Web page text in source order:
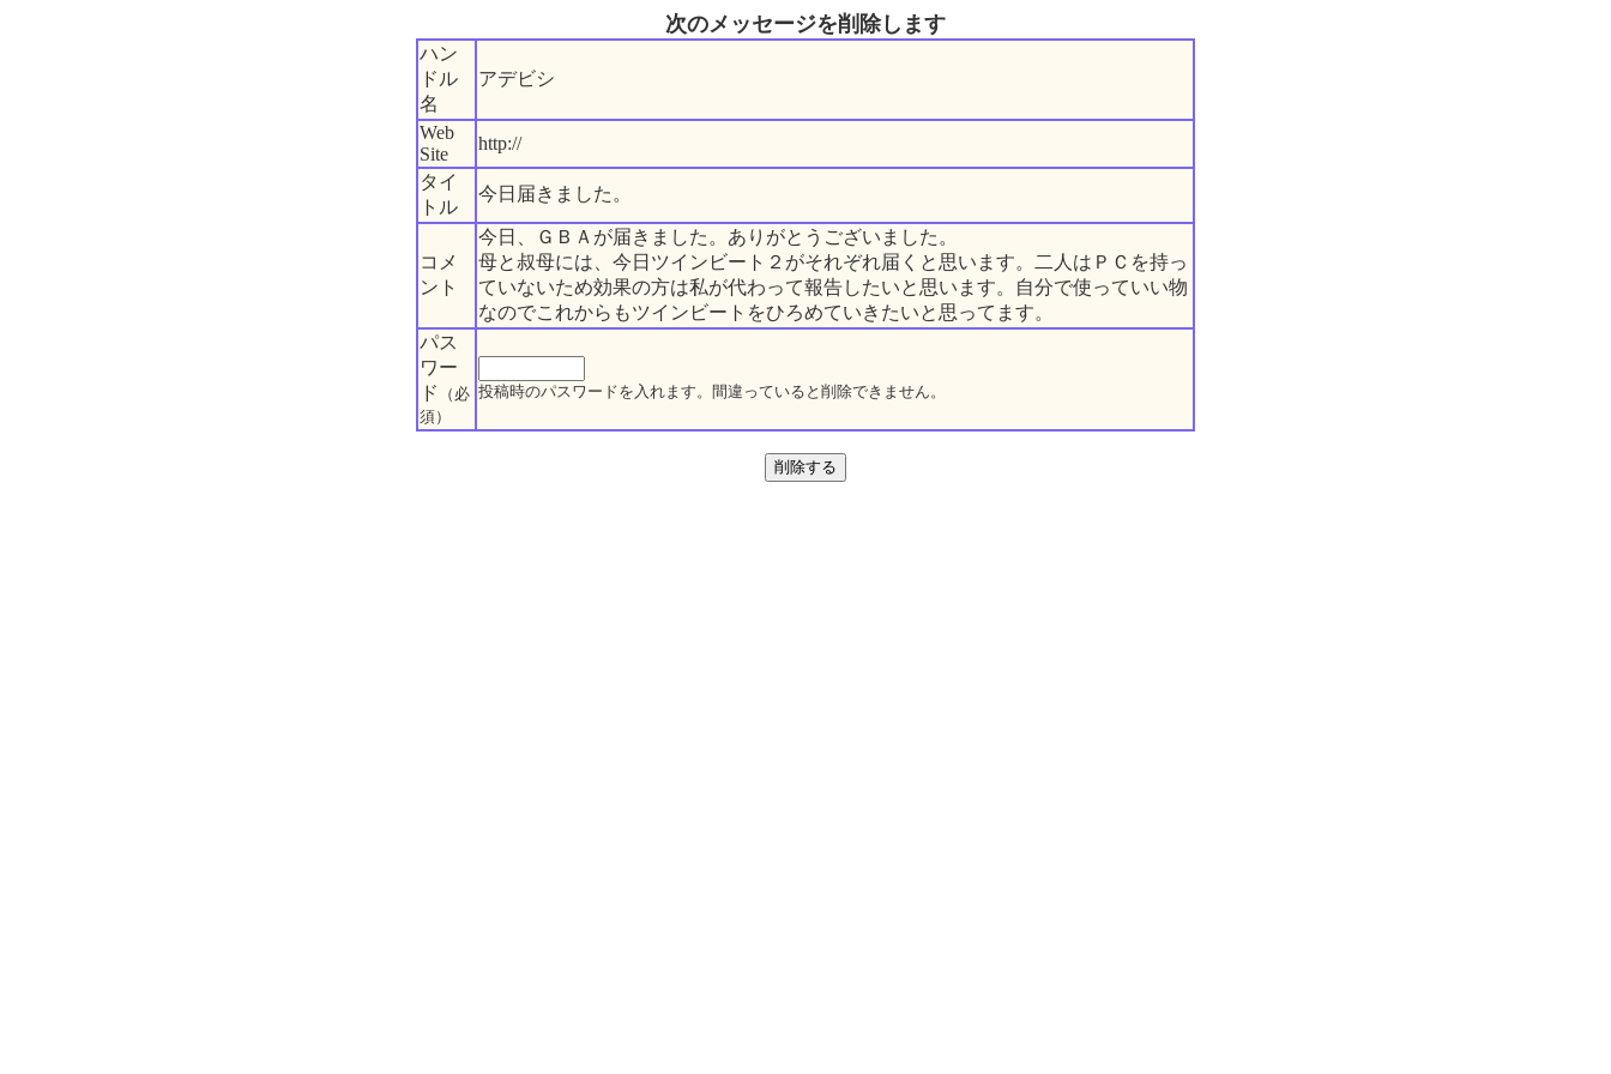
次のメッセージを削除します
ハン
ドル
名
アデビシ
Web
Site
http://
タイ
トル
今日届きました。
コメ
ント
今日、ＧＢＡが届きました。ありがとうございました。
母と叔母には、今日ツインビート２がそれぞれ届くと思います。二人はＰＣを持っ
ていないため効果の方は私が代わって報告したいと思います。自分で使っていい物
なのでこれからもツインビートをひろめていきたいと思ってます。
パス
ワー
ド
（必
須）
投稿時のパスワードを入れます。間違っていると削除できません。